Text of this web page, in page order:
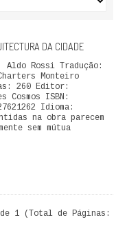
DA CIDADE
Aldo Rossi Tradução:
Monteiro
260 Editor:
Cosmos ISBN:
Idioma:
na obra parecem
sem mútua
1 (Total de Páginas: